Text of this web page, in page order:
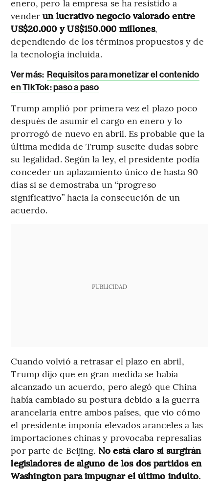
enero, pero la empresa se ha resistido a
venderun lucrativo negocio valorado entre
US$20.000 y US$150.000 millones,
dependiendo de los términos propuestos y de
la tecnología incluida.
Ver más: Requisitos para monetizar el contenido
en TikTok: paso a paso
Trump amplió por primera vez el plazo poco
después de asumir el cargo en enero y lo
prorrogó de nuevo en abril. Es probable que la
última medida de Trump suscite dudas sobre
su legalidad. Según la ley, el presidente podía
conceder un aplazamiento único de hasta 90
días si se demostraba un “progreso
significativo” hacia la consecución de un
acuerdo.
PUBLICIDAD
Cuando volvió a retrasar el plazo en abril,
Trump dijo que en gran medida se había
alcanzado un acuerdo, pero alegó que China
había cambiado su postura debido a la guerra
arancelaria entre ambos países, que vio cómo
el presidente imponía elevados aranceles a las
importaciones chinas y provocaba represalias
por parte de Beijing. No está claro si surgirán
legisladores de alguno de los dos partidos en
Washington para impugnar el último indulto.